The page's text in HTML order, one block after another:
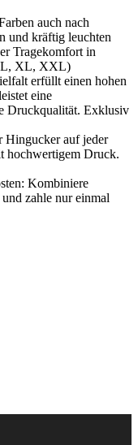
auch nach
und kräftig leuchten
Tragekomfort in
L, XL, XXL)
erfüllt einen hohen
eine
Druckqualität. Exklusiv
Hingucker auf jeder
hochwertigem Druck.
Kombiniere
zahle nur einmal